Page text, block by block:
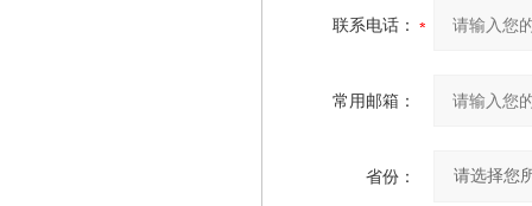
联系电话：
常用邮箱：
省份：